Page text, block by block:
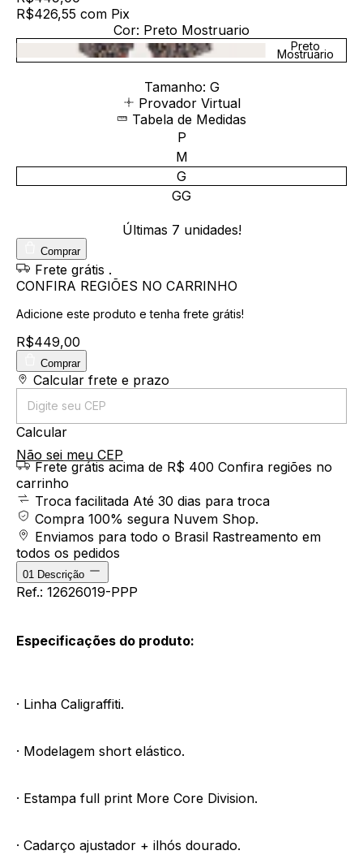
R$426,55 com Pix
Cor: Preto Mostruario
Preto
Mostruario
Tamanho: G
Provador Virtual
Tabela de Medidas
P
M
G
GG
Últimas 7 unidades!
Comprar
Frete grátis .
CONFIRA REGIÕES NO CARRINHO
Adicione este produto etenha frete grátis!
R$449,00
Comprar
Entregas para o CEP:
Calcular frete e prazo
Calcular
Não sei meu CEP
Frete grátis acima de R$ 400 Confira regiões no
carrinho
Troca facilitada Até 30 dias para troca
Compra 100% segura Nuvem Shop.
Enviamos para todo o Brasil Rastreamento em
todos os pedidos
01 Descrição
Ref.: 12626019-PPP
Especificações do produto:
· Linha Caligraffiti.
· Modelagem short elástico.
· Estampa full print More Core Division.
· Cadarço ajustador + ilhós dourado.